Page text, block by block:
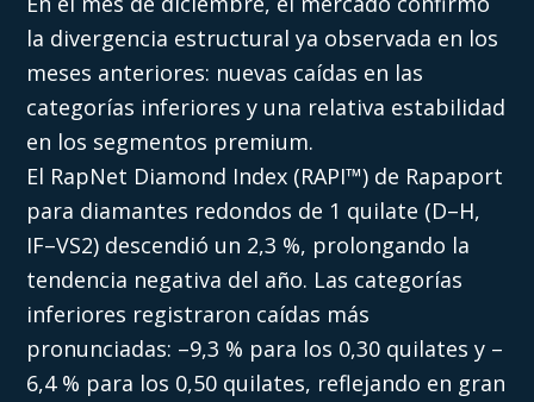
la divergencia estructural ya observada en los
meses anteriores: nuevas caídas en las
categorías inferiores y una relativa estabilidad
en los segmentos premium.
El RapNet Diamond Index (RAPI™) de Rapaport
para diamantes redondos de 1 quilate (D–H,
IF–VS2) descendió un 2,3 %, prolongando la
tendencia negativa del año. Las categorías
inferiores registraron caídas más
pronunciadas: –9,3 % para los 0,30 quilates y –
6,4 % para los 0,50 quilates, reflejando en gran